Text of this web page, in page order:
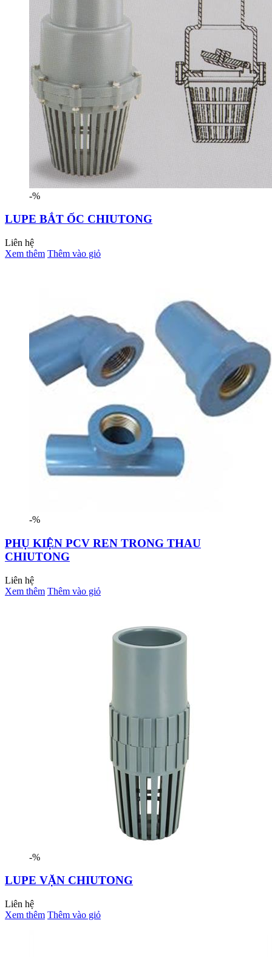
-%
LUPE BẮT ỐC CHIUTONG
Liên hệ
Xem thêm Thêm vào giỏ
-%
PHỤ KIỆN PCV REN TRONG THAU
CHIUTONG
Liên hệ
Xem thêm Thêm vào giỏ
-%
LUPE VẶN CHIUTONG
Liên hệ
Xem thêm Thêm vào giỏ